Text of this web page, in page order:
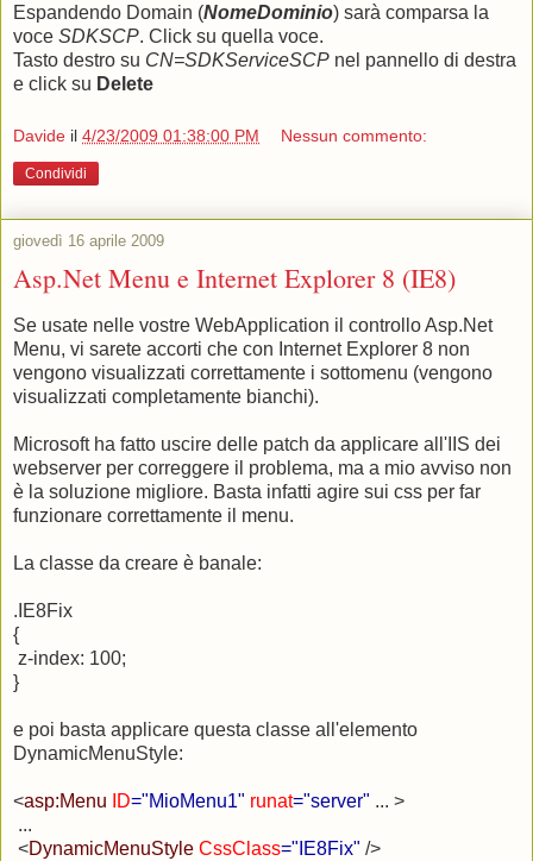
Espandendo Domain (NomeDominio) sarà comparsa la
voce SDKSCP. Click su quella voce.
Tasto destro su CN=SDKServiceSCP nel pannello di destra
e click su Delete
Davide il 4/23/2009 01:38:00 PM Nessun commento:
Condividi
giovedì 16 aprile 2009
Asp.Net Menu e Internet Explorer 8 (IE8)
Se usate nelle vostre WebApplication il controllo Asp.Net
Menu, vi sarete accorti che con Internet Explorer 8 non
vengono visualizzati correttamente i sottomenu (vengono
visualizzati completamente bianchi).
Microsoft ha fatto uscire delle patch da applicare all'IIS dei
webserver per correggere il problema, ma a mio avviso non
è la soluzione migliore. Basta infatti agire sui css per far
funzionare correttamente il menu.
La classe da creare è banale:
.IE8Fix
{
z-index: 100;
}
e poi basta applicare questa classe all'elemento
DynamicMenuStyle:
<asp:Menu ID="MioMenu1" runat="server" ... >
...
<DynamicMenuStyle CssClass="IE8Fix" />